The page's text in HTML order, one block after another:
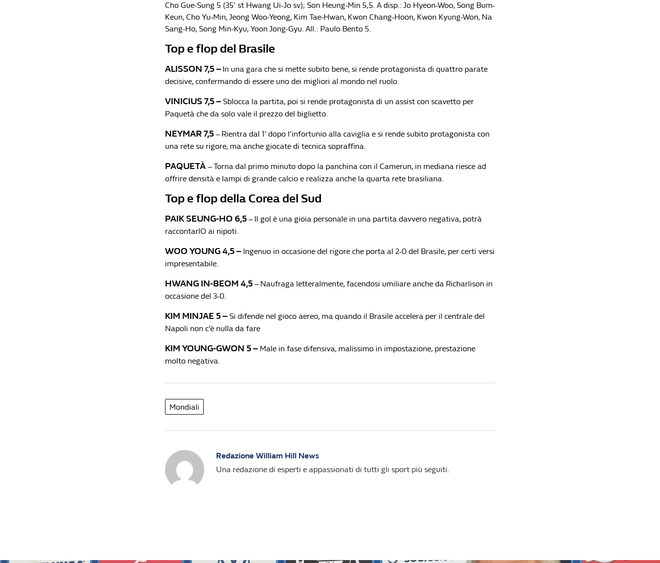
Cho Gue-Sung 5 (35′ st Hwang Ui-Jo sv); Son Heung-Min 5,5. A disp.: Jo Hyeon-Woo, Song Bum-
Keun, Cho Yu-Min, Jeong Woo-Yeong, Kim Tae-Hwan, Kwon Chang-Hoon, Kwon Kyung-Won, Na
Sang-Ho, Song Min-Kyu, Yoon Jong-Gyu. All.: Paulo Bento 5.
Top e flop del Brasile
ALISSON 7,5 – In una gara che si mette subito bene, si rende protagonista di quattro parate
decisive, confermando di essere uno dei migliori al mondo nel ruolo.
VINICIUS 7,5 – Sblocca la partita, poi si rende protagonista di un assist con scavetto per
Paquetà che da solo vale il prezzo del biglietto.
NEYMAR 7,5 – Rientra dal 1’ dopo l’infortunio alla caviglia e si rende subito protagonista con
una rete su rigore, ma anche giocate di tecnica sopraffina.
PAQUETÀ – Torna dal primo minuto dopo la panchina con il Camerun, in mediana riesce ad
offrire densità e lampi di grande calcio e realizza anche la quarta rete brasiliana.
Top e flop della Corea del Sud
PAIK SEUNG-HO 6,5 – Il gol è una gioia personale in una partita davvero negativa, potrà
raccontarlO ai nipoti.
WOO YOUNG 4,5 – Ingenuo in occasione del rigore che porta al 2-0 del Brasile, per certi versi
impresentabile.
HWANG IN-BEOM 4,5 – Naufraga letteralmente, facendosi umiliare anche da Richarlison in
occasione del 3-0.
KIM MINJAE 5 – Si difende nel gioco aereo, ma quando il Brasile accelera per il centrale del
Napoli non c’è nulla da fare
KIM YOUNG-GWON 5 – Male in fase difensiva, malissimo in impostazione, prestazione
molto negativa.
Mondiali
Redazione William Hill News
Una redazione di esperti e appassionati di tutti gli sport più seguiti.